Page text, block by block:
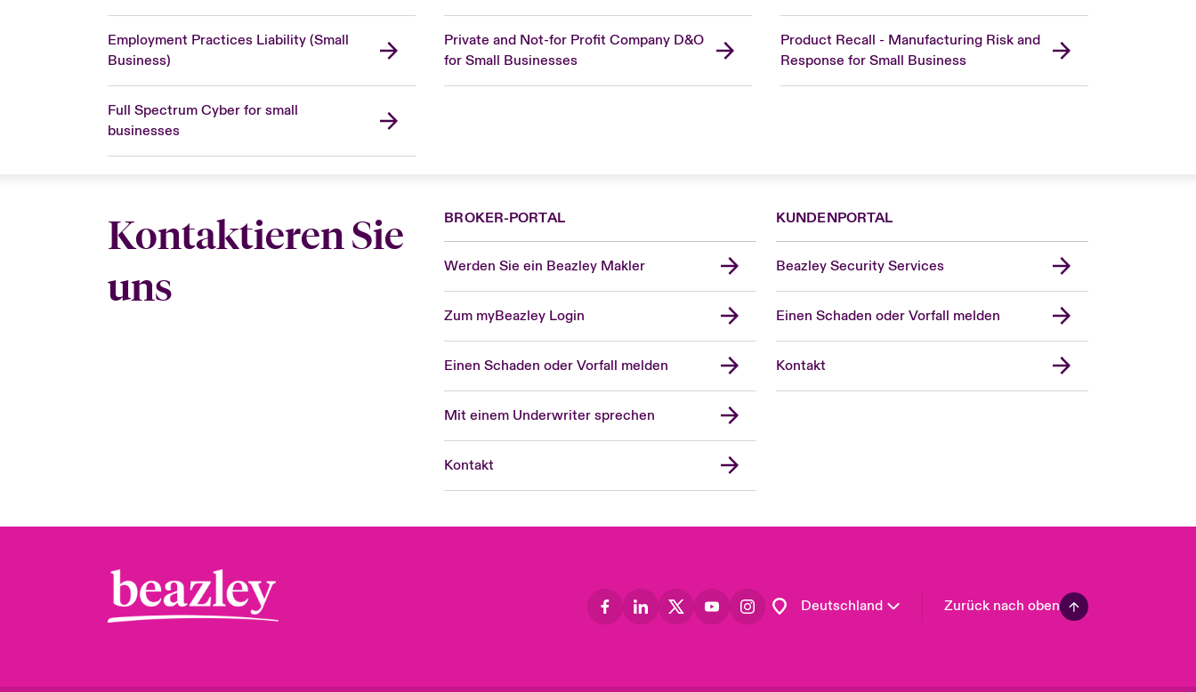
Employment Practices Liability (Small
Business)
Private and Not-for Profit Company D&O
for Small Businesses
Product Recall - Manufacturing Risk and
Response for Small Business
Full Spectrum Cyber for small
businesses
Kontaktieren Sie
uns
BROKER-PORTAL
Werden Sie ein Beazley Makler
Zum myBeazley Login
Einen Schaden oder Vorfall melden
Mit einem Underwriter sprechen
Kontakt
KUNDENPORTAL
Beazley Security Services
Einen Schaden oder Vorfall melden
Kontakt
Deutschland
United Kingdom
Zurück nach oben